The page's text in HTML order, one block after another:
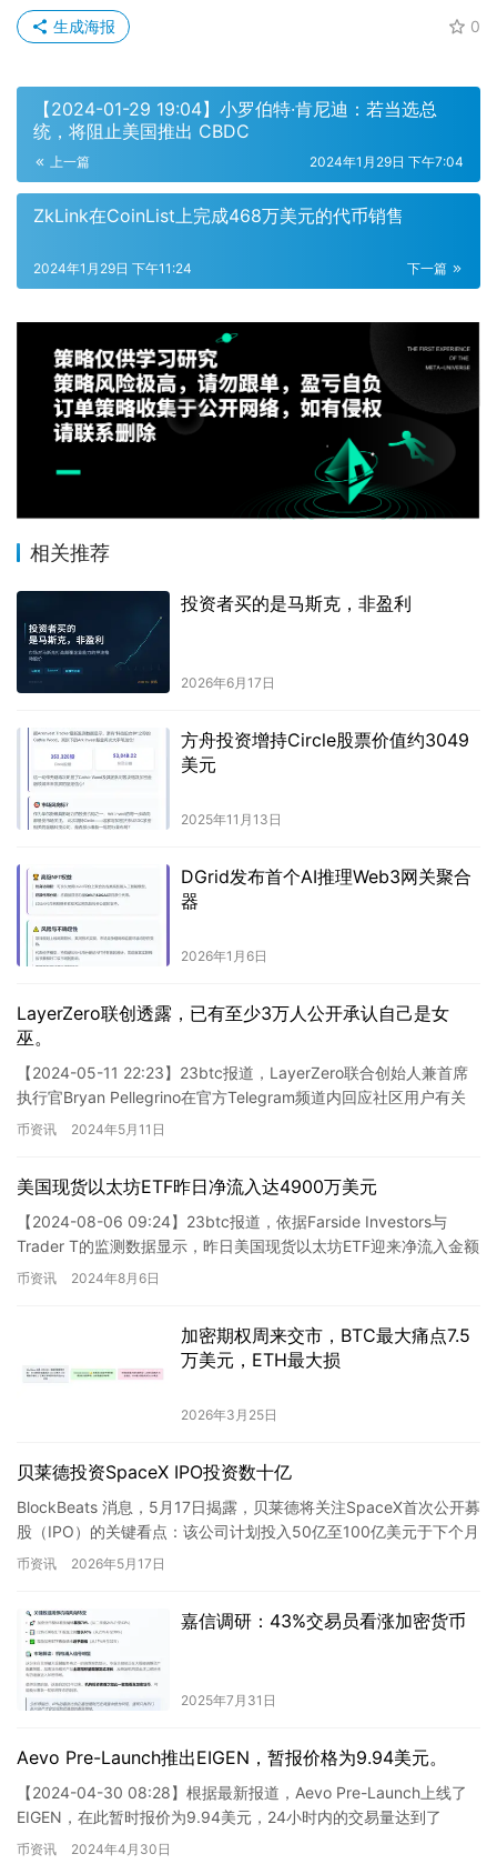
0
生成海报
【2024-01-29 19:04】小罗伯特·肯尼迪：若当选总
统，将阻止美国推出 CBDC
上一篇 2024年1月29日 下午7:04
ZkLink在CoinList上完成468万美元的代币销售
下一篇
2024年1月29日 下午11:24
相关推荐
投资者买的是马斯克，非盈利
2026年6月17日
方舟投资增持Circle股票价值约3049
美元
2025年11月13日
DGrid发布首个AI推理Web3网关聚合
器
2026年1月6日
LayerZero联创透露，已有至少3万人公开承认自己是女
巫。
【2024-05-11 22:23】23btc报道，LayerZero联合创始人兼首席
执行官Bryan Pellegrino在官方Telegram频道内回应社区用户有关
“已有多少人…
币资讯 2024年5月11日
美国现货以太坊ETF昨日净流入达4900万美元
【2024-08-06 09:24】23btc报道，依据Farside Investors与
Trader T的监测数据显示，昨日美国现货以太坊ETF迎来净流入金额
达到4900万美元…
币资讯 2024年8月6日
加密期权周来交市，BTC最大痛点7.5
万美元，ETH最大损
2026年3月25日
贝莱德投资SpaceX IPO投资数十亿
BlockBeats 消息，5月17日揭露，贝莱德将关注SpaceX首次公开募
股（IPO）的关键看点：该公司计划投入50亿至100亿美元于下个月
币资讯 2026年5月17日
嘉信调研：43%交易员看涨加密货币
2025年7月31日
Aevo Pre-Launch推出EIGEN，暂报价格为9.94美元。
【2024-04-30 08:28】根据最新报道，Aevo Pre-Launch上线了
EIGEN，在此暂时报价为9.94美元，24小时内的交易量达到了
128,706.68美元。 A…
币资讯 2024年4月30日